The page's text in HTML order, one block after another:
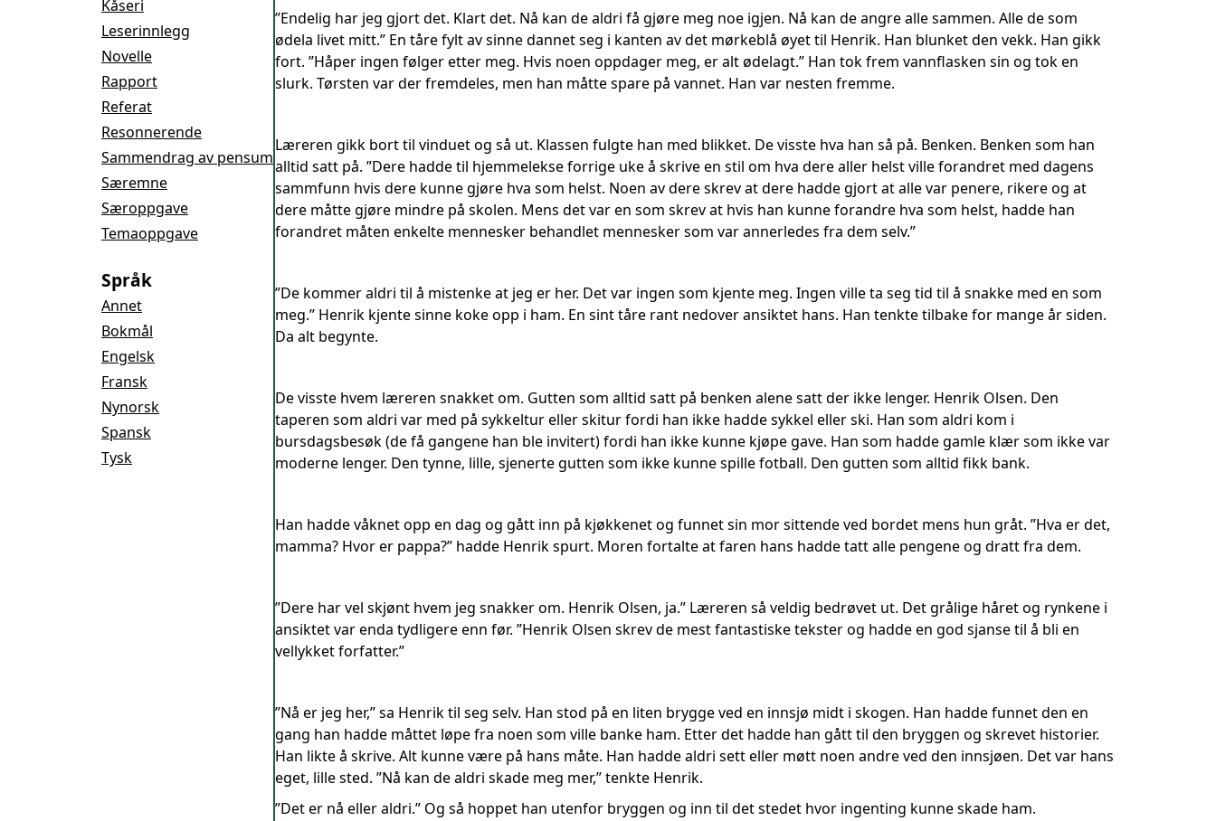
Kåseri
Leserinnlegg
Novelle
Rapport
Referat
Resonnerende
Sammendrag av pensum
Særemne
Særoppgave
Temaoppgave
Språk
Annet
Bokmål
Engelsk
Fransk
Nynorsk
Spansk
Tysk
”Endelig har jeg gjort det. Klart det. Nå kan de aldri få gjøre meg noe igjen. Nå kan de angre alle sammen. Alle de som
ødela livet mitt.” En tåre fylt av sinne dannet seg i kanten av det mørkeblå øyet til Henrik. Han blunket den vekk. Han gikk
fort. ”Håper ingen følger etter meg. Hvis noen oppdager meg, er alt ødelagt.” Han tok frem vannflasken sin og tok en
slurk. Tørsten var der fremdeles, men han måtte spare på vannet. Han var nesten fremme.
Læreren gikk bort til vinduet og så ut. Klassen fulgte han med blikket. De visste hva han så på. Benken. Benken som han
alltid satt på. ”Dere hadde til hjemmelekse forrige uke å skrive en stil om hva dere aller helst ville forandret med dagens
sammfunn hvis dere kunne gjøre hva som helst. Noen av dere skrev at dere hadde gjort at alle var penere, rikere og at
dere måtte gjøre mindre på skolen. Mens det var en som skrev at hvis han kunne forandre hva som helst, hadde han
forandret måten enkelte mennesker behandlet mennesker som var annerledes fra dem selv.”
”De kommer aldri til å mistenke at jeg er her. Det var ingen som kjente meg. Ingen ville ta seg tid til å snakke med en som
meg.” Henrik kjente sinne koke opp i ham. En sint tåre rant nedover ansiktet hans. Han tenkte tilbake for mange år siden.
Da alt begynte.
De visste hvem læreren snakket om. Gutten som alltid satt på benken alene satt der ikke lenger. Henrik Olsen. Den
taperen som aldri var med på sykkeltur eller skitur fordi han ikke hadde sykkel eller ski. Han som aldri kom i
bursdagsbesøk (de få gangene han ble invitert) fordi han ikke kunne kjøpe gave. Han som hadde gamle klær som ikke var
moderne lenger. Den tynne, lille, sjenerte gutten som ikke kunne spille fotball. Den gutten som alltid fikk bank.
Han hadde våknet opp en dag og gått inn på kjøkkenet og funnet sin mor sittende ved bordet mens hun gråt. ”Hva er det,
mamma? Hvor er pappa?” hadde Henrik spurt. Moren fortalte at faren hans hadde tatt alle pengene og dratt fra dem.
”Dere har vel skjønt hvem jeg snakker om. Henrik Olsen, ja.” Læreren så veldig bedrøvet ut. Det grålige håret og rynkene i
ansiktet var enda tydligere enn før. ”Henrik Olsen skrev de mest fantastiske tekster og hadde en god sjanse til å bli en
vellykket forfatter.”
”Nå er jeg her,” sa Henrik til seg selv. Han stod på en liten brygge ved en innsjø midt i skogen. Han hadde funnet den en
gang han hadde måttet løpe fra noen som ville banke ham. Etter det hadde han gått til den bryggen og skrevet historier.
Han likte å skrive. Alt kunne være på hans måte. Han hadde aldri sett eller møtt noen andre ved den innsjøen. Det var hans
eget, lille sted. ”Nå kan de aldri skade meg mer,” tenkte Henrik.
”Det er nå eller aldri.” Og så hoppet han utenfor bryggen og inn til det stedet hvor ingenting kunne skade ham.